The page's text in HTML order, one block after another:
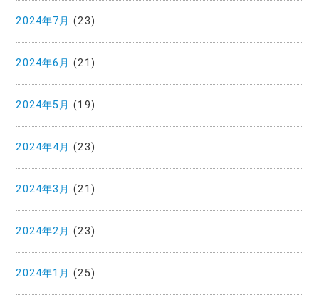
2024年7月 (23)
2024年6月 (21)
2024年5月 (19)
2024年4月 (23)
2024年3月 (21)
2024年2月 (23)
2024年1月 (25)